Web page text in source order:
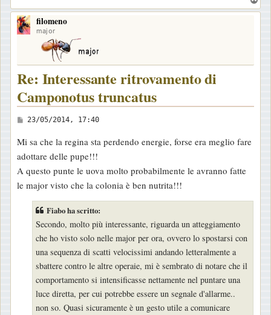
o
filomeno
major
Re: Interessante ritrovamento di
Camponotus truncatus
M
s
s
a
g
23/05/2014, 17:40
Mi sa che la regina sta perdendo energie, forse era meglio fare
adottare delle pupe!!!
A questo punte le uova molto probabilmente le avranno fatte
le major visto che la colonia è ben nutrita!!!
Fiabo ha scritto:
Secondo, molto più interessante, riguarda un atteggiamento
che ho visto solo nelle major per ora, ovvero lo spostarsi con
una sequenza di scatti velocissimi andando letteralmente a
sbattere contro le altre operaie, mi è sembrato di notare che il
comportamento si intensificasse nettamente nel puntare una
luce diretta, per cui potrebbe essere un segnale d'allarme..
non so. Quasi sicuramente è un gesto utile a comunicare